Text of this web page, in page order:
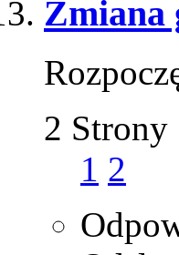
Zmiana
2 Strony
1 2